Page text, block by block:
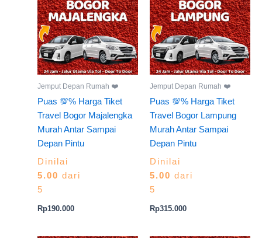
Jemput Depan Rumah ❤️
Puas 💯% Harga Tiket
Travel Bogor Majalengka
Murah Antar Sampai
Depan Pintu
Dinilai
5.00 dari
5
Rp190.000
Jemput Depan Rumah ❤️
Puas 💯% Harga Tiket
Travel Bogor Lampung
Murah Antar Sampai
Depan Pintu
Dinilai
5.00 dari
5
Rp315.000